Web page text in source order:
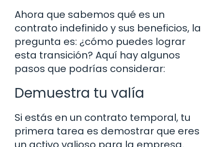
Ahora que sabemos qué es un
contrato indefinido y sus beneficios, la
pregunta es: ¿cómo puedes lograr
esta transición? Aquí hay algunos
pasos que podrías considerar:
Demuestra tu valía
Si estás en un contrato temporal, tu
primera tarea es demostrar que eres